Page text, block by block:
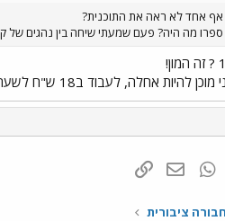
אף אחד לא ראה את התוכנית?
ספרו מה היה? פעם שמעתי שיחה בין נהגים של קווים
מוכן להיות אחלה, לעבוד ב18 ש"ח לשעה ...
Tumblr
WhatsAppדואר אלקטרוני
ציבורית